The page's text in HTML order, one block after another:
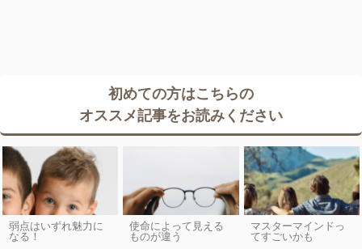
初めての方はこちらの
オススメ記事をお読みください
弱点はいずれ魅力に
なる！
使命によって見える
ものが違う
マスターマインドっ
てすごいかも